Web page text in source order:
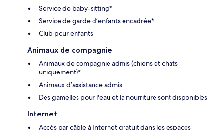
Service de baby-sitting*
Service de garde d’enfants encadrée*
Club pour enfants
Animaux de compagnie
Animaux de compagnie admis (chiens et chats
uniquement)*
Animaux d’assistance admis
Des gamelles pour l'eau et la nourriture sont disponibles
Internet
Accès par câble à Internet gratuit dans les espaces